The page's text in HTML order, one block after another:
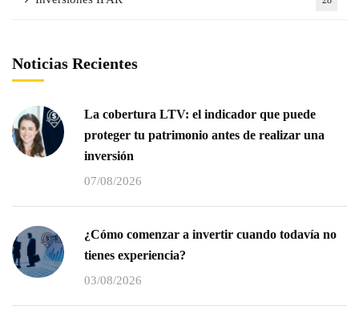
Noticias Recientes
La cobertura LTV: el indicador que puede
proteger tu patrimonio antes de realizar una
inversión
07/08/2026
¿Cómo comenzar a invertir cuando todavía no
tienes experiencia?
03/08/2026